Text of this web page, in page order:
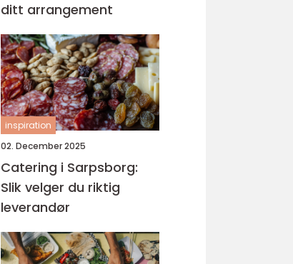
ditt arrangement
inspiration
02. December 2025
Catering i Sarpsborg:
Slik velger du riktig
leverandør